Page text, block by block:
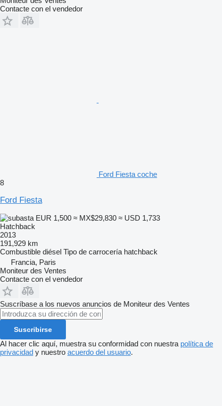
Contacte con el vendedor
Ford Fiesta coche
8
Ford Fiesta
EUR 1,500 ≈ MX$29,830 ≈ USD 1,733
Hatchback
2013
191,929 km
Combustible diésel Tipo de carrocería hatchback
Francia, Paris
Moniteur des Ventes
Contacte con el vendedor
Suscríbase a los nuevos anuncios de Moniteur des Ventes
Suscribirse
Al hacer clic aquí, muestra su conformidad con nuestra política de
privacidad y nuestro acuerdo del usuario.